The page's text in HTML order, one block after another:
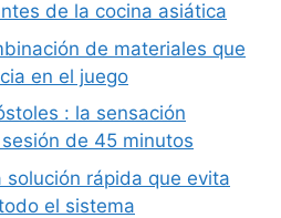
de la cocina asiática
de materiales que
en el juego
: la sensación
de 45 minutos
solución rápida que evita
el sistema